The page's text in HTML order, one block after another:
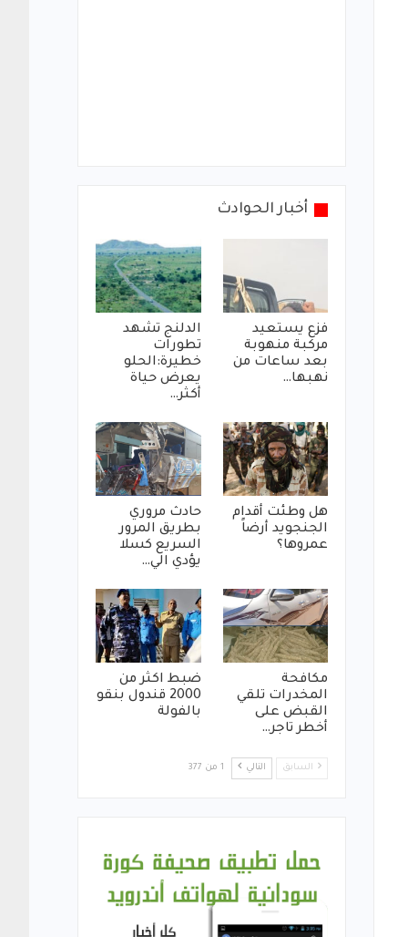
أخبار الحوادث
فزع يستعيد
مركبة منهوبة
بعد ساعات من
نهبها…
الدلنج تشهد
تطورات
خطيرة:الحلو
يعرض حياة
أكثر…
هل وطئت أقدام
الجنجويد أرضاً
عمروها؟
حادث مروري
بطريق المرور
السريع كسلا
يؤدي الي…
مكافحة
المخدرات تلقي
القبض على
أخطر تاجر…
ضبط اكثر من
2000 قندول بنقو
بالفولة
السابق التالي 1 من 377